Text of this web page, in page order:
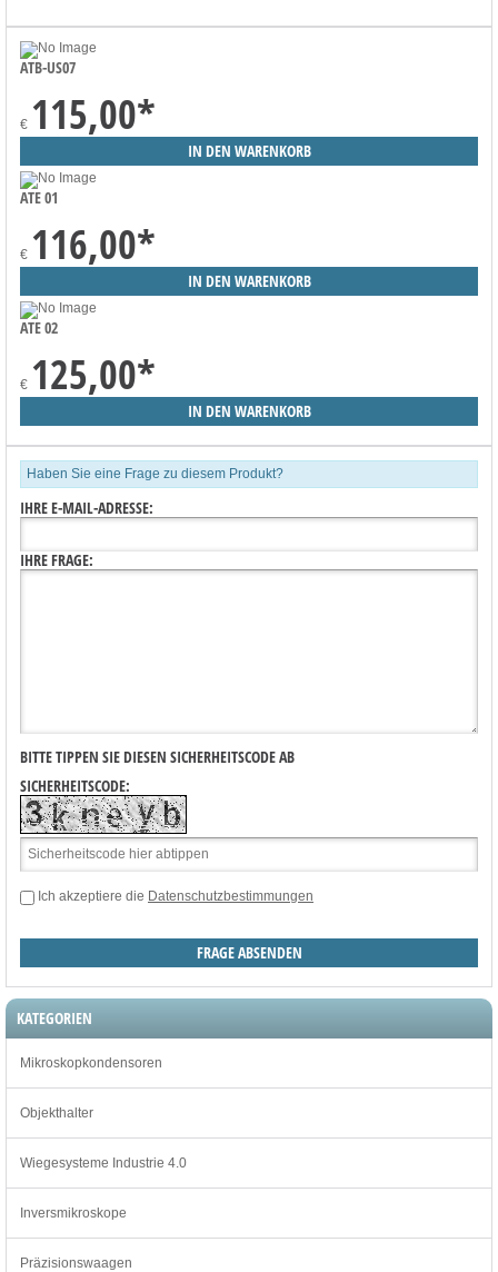
ATB-US07
€ 115,00*
ATE 01
€ 116,00*
ATE 02
€ 125,00*
Haben Sie eine Frage zu diesem Produkt?
IHRE E-MAIL-ADRESSE:
IHRE FRAGE:
BITTE TIPPEN SIE DIESEN SICHERHEITSCODE AB
SICHERHEITSCODE:
Ich akzeptiere die Datenschutzbestimmungen
KATEGORIEN
Mikroskopkondensoren
Objekthalter
Wiegesysteme Industrie 4.0
Inversmikroskope
Präzisionswaagen